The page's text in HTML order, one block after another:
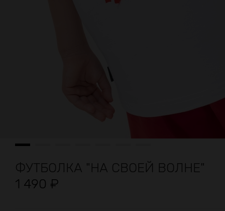
ФУТБОЛКА "НА СВОЕЙ ВОЛНЕ"
1 490 ₽